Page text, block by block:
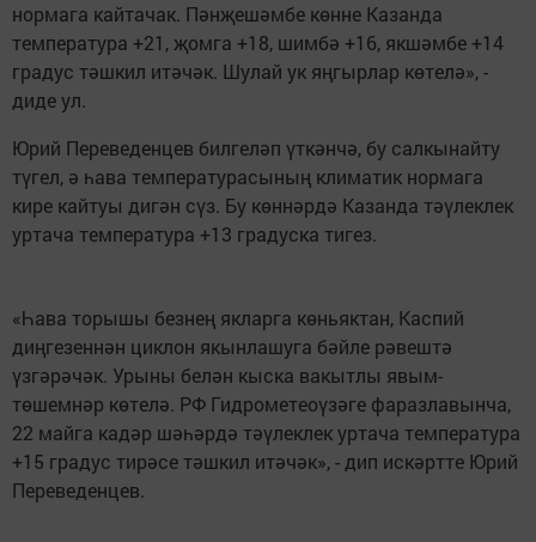
нормага кайтачак. Пәнҗешәмбе көнне Казанда
температура +21, җомга +18, шимбә +16, якшәмбе +14
градус тәшкил итәчәк. Шулай ук яңгырлар көтелә», -
диде ул.
Юрий Переведенцев билгеләп үткәнчә, бу салкынайту
түгел, ә һава температурасының климатик нормага
кире кайтуы дигән сүз. Бу көннәрдә Казанда тәүлеклек
уртача температура +13 градуска тигез.
«Һава торышы безнең якларга көньяктан, Каспий
диңгезеннән циклон якынлашуга бәйле рәвештә
үзгәрәчәк. Урыны белән кыска вакытлы явым-
төшемнәр көтелә. РФ Гидрометеоүзәге фаразлавынча,
22 майга кадәр шәһәрдә тәүлеклек уртача температура
+15 градус тирәсе тәшкил итәчәк», - дип искәртте Юрий
Переведенцев.